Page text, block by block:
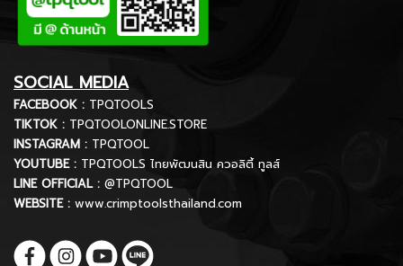
SOCIAL MEDIA
FACEBOOK : TPQTOOLS
TIKTOK : TPQTOOLONLINE.STORE
INSTAGRAM : TPQTOOL
YOUTUBE : TPQTOOLS ไทยพัฒนสิน ควอลิตี้ ทูลส์
LINE OFFICIAL : @TPQTOOL
WEBSITE : www.crimptoolsthailand.com